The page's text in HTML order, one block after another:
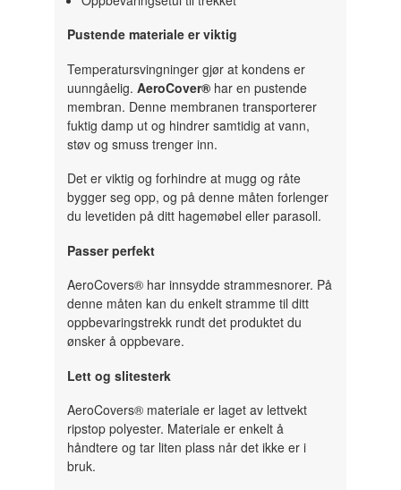
Pustende materiale er viktig
Temperatursvingninger gjør at kondens er
uunngåelig.AeroCover® har en pustende
membran. Denne membranen transporterer
fuktig damp ut og hindrer samtidig at vann,
støv og smuss trenger inn.
Det er viktig og forhindre at mugg og råte
bygger seg opp, og på denne måten forlenger
du levetiden på ditt hagemøbel eller parasoll.
Passer perfekt
AeroCovers® har innsydde strammesnorer. På
denne måten kan du enkelt stramme til ditt
oppbevaringstrekk rundt det produktet du
ønsker å oppbevare.
Lett og slitesterk
AeroCovers® materiale er laget av lettvekt
ripstop polyester. Materiale er enkelt å
håndtere og tar liten plass når det ikke er i
bruk.